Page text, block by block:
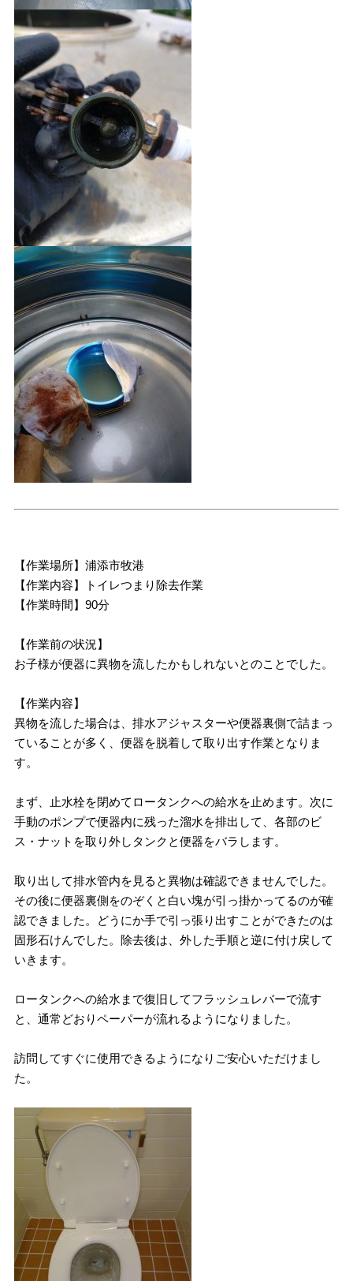
【作業場所】浦添市牧港
【作業内容】トイレつまり除去作業
【作業時間】90分
【作業前の状況】
お子様が便器に異物を流したかもしれないとのことでした。
【作業内容】
異物を流した場合は、排水アジャスターや便器裏側で詰まっ
ていることが多く、便器を脱着して取り出す作業となりま
す。
まず、止水栓を閉めてロータンクへの給水を止めます。次に
手動のポンプで便器内に残った溜水を排出して、各部のビ
ス・ナットを取り外しタンクと便器をバラします。
取り出して排水管内を見ると異物は確認できませんでした。
その後に便器裏側をのぞくと白い塊が引っ掛かってるのが確
認できました。どうにか手で引っ張り出すことができたのは
固形石けんでした。除去後は、外した手順と逆に付け戻して
いきます。
ロータンクへの給水まで復旧してフラッシュレバーで流す
と、通常どおりペーパーが流れるようになりました。
訪問してすぐに使用できるようになりご安心いただけまし
た。